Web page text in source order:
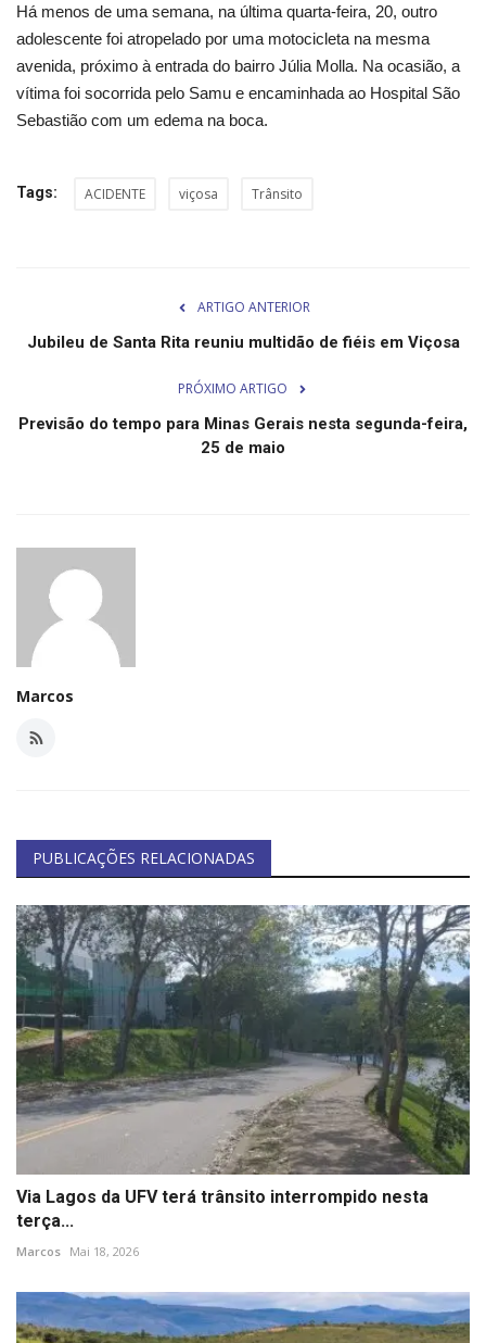
Há menos de uma semana, na última quarta-feira, 20, outro
adolescente foi atropelado por uma motocicleta na mesma
avenida, próximo à entrada do bairro Júlia Molla. Na ocasião, a
vítima foi socorrida pelo Samu e encaminhada ao Hospital São
Sebastião com um edema na boca.
Tags: ACIDENTE viçosa Trânsito
ARTIGO ANTERIOR
Jubileu de Santa Rita reuniu multidão de fiéis em Viçosa
PRÓXIMO ARTIGO
Previsão do tempo para Minas Gerais nesta segunda-feira,
25 de maio
Marcos
PUBLICAÇÕES RELACIONADAS
Via Lagos da UFV terá trânsito interrompido nesta
terça...
Marcos Mai 18, 2026